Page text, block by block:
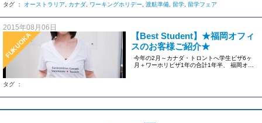
タグ ： オーストラリア カナダ ワーキングホリデー 渡航準備 留学 留学フェア
2015年08月06日
FUKUOKA
【Best Student】★福岡オフィ
スのお客様ご紹介★
今年の2月～カナダ・トロントへ学生ビザ6ヶ
月＋ワーホリビザ1年の合計1年半、 福岡オフ
タグ ：